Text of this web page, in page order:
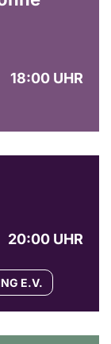
18:00 UHR
20:00 UHR
E.V.